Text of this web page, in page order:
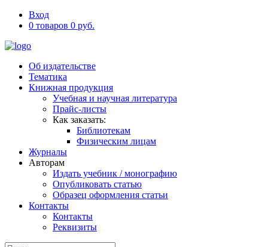
Вход
0 товаров 0 руб.
Об издательстве
Тематика
Книжная продукция
Учебная и научная литература
Прайс-листы
Как заказать:
Библиотекам
Физическим лицам
Журналы
Авторам
Издать учебник / монографию
Опубликовать статью
Образец оформления статьи
Контакты
Контакты
Реквизиты